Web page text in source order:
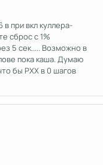
при вкл куллера-
сброс с 1%
5 сек..... Возможно в
пока каша. Думаю
бы РХХ в 0 шагов